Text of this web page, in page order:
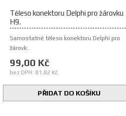
Těleso konektoru Delphi pro žárovku
H9.
Samostatné těleso konektoru Delphi pro
žárovk..
99,00 Kč
bez DPH: 81,82 Kč
PŘIDAT DO KOŠÍKU